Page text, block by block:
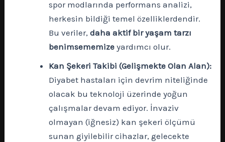
spor modlarında performans analizi,
herkesin bildiği temel özelliklerdendir.
Bu veriler,daha aktif bir yaşam tarzı
benimsememize yardımcı olur.
Kan Şekeri Takibi (Gelişmekte Olan Alan):
Diyabet hastaları için devrim niteliğinde
olacak bu teknoloji üzerinde yoğun
çalışmalar devam ediyor. İnvaziv
olmayan (iğnesiz) kan şekeri ölçümü
sunan giyilebilir cihazlar, gelecekte